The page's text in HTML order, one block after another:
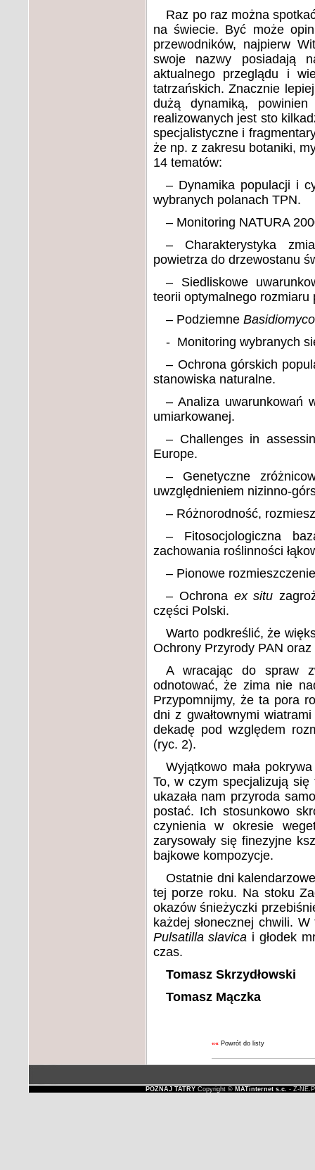
Raz po raz można
na świecie. Być może
przewodników, najpierw
swoje nazwy posiadają
aktualnego przeglądu i
tatrzańskich. Znacznie
dużą dynamiką,
realizowanych jest sto
specjalistyczne i
że np. z zakresu botaniki,
14 tematów:
– Dynamika populacji i
wybranych polanach TPN.
– Monitoring NATURA
– Charakterystyka
powietrza do drzewostanu
– Siedliskowe
teorii optymalnego rozmiaru
– Podziemne
- Monitoring wybranych
– Ochrona górskich
stanowiska naturalne.
–Analiza uwarunkowań
umiarkowanej.
– Challenges in
Europe.
– Genetyczne
uwzględnieniem nizinno-
– Różnorodność,
– Fitosocjologiczna
zachowania roślinności
– Pionowe
–Ochrona ex situ
części Polski.
Warto podkreślić, że
Ochrony Przyrody PAN
A wracając do spraw
odnotować, że zima nie
Przypomnijmy, że ta pora
dni z gwałtownymi
dekadę pod względem
(ryc. 2).
Wyjątkowo mała
To, w czym specjalizują
ukazała nam przyroda
postać. Ich stosunkowo
czynienia w okresie
zarysowały się finezyjne
bajkowe kompozycje.
Ostatnie dni
tej porze roku. Na stoku
okazów śnieżyczki
każdej słonecznej chwili.
Pulsatilla slavica i głodek
czas.
Tomasz Skrzydłowski
Tomasz Mączka
«« Powrót do listy
POZNAJ TATRYCopyright © MATinternet s.c. - Z-